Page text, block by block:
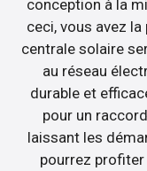
conception à la
ceci, vous avez
centrale solaire
au réseau
durable et
pour un
laissant les
pourrez